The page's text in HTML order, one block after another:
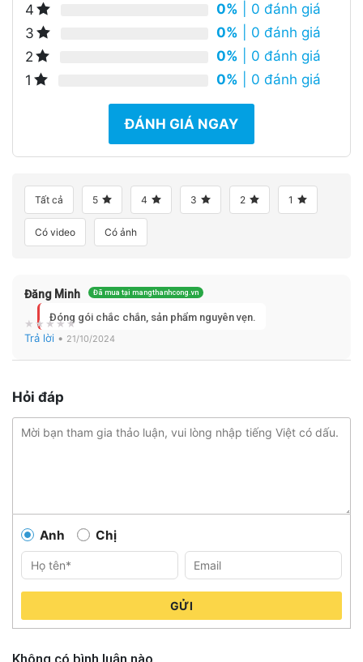
4
0% | 0 đánh giá
3
0% | 0 đánh giá
2
0% | 0 đánh giá
1
0% | 0 đánh giá
ĐÁNH GIÁ NGAY
Tất cả 5 4 3 2 1
Có video Có ảnh
Đăng Minh Đã mua tại mangthanhcong.vn
Đóng gói chắc chắn, sản phẩm nguyên vẹn.
Trả lời • 21/10/2024
Hỏi đáp
Anh Chị
GỬI